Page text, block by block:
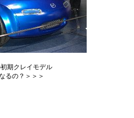
期クレイモデル
るの？＞＞＞